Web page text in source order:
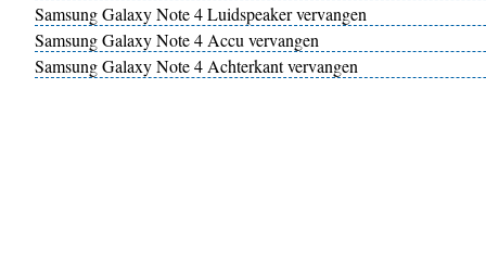
Samsung Galaxy Note 4 Luidspeaker vervangen
Samsung Galaxy Note 4 Accu vervangen
Samsung Galaxy Note 4 Achterkant vervangen